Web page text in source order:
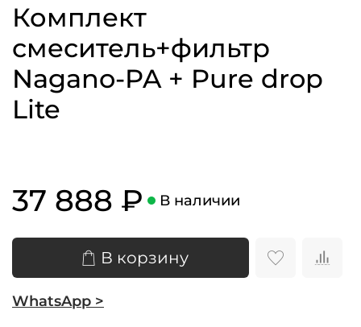
Комплект
смеситель+фильтр
Nagano-PA + Pure drop
Lite
37 888 ₽ В наличии
В корзину
WhatsApp >